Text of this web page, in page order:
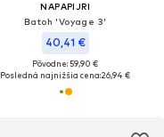
NAPAPIJRI
Batoh 'Voyage 3'
40,41 €
Pôvodne: 59,90 €
Posledná najnižšia cena:26,94 €